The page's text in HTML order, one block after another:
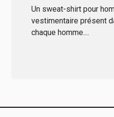
Un sweat-shirt pour
vestimentaire présent
chaque homme....